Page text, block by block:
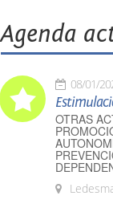
Agenda
08/01/
OTRAS